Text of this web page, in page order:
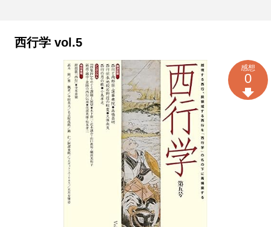
西行学 vol.5
感想
0